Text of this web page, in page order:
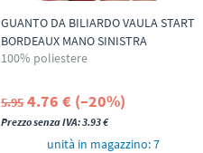
GUANTO DA BILIARDO VAULA START
BORDEAUX MANO SINISTRA
100% poliestere
5.95 4.76 € (–20%)
Prezzo senza IVA: 3.93 €
unità in magazzino: 7